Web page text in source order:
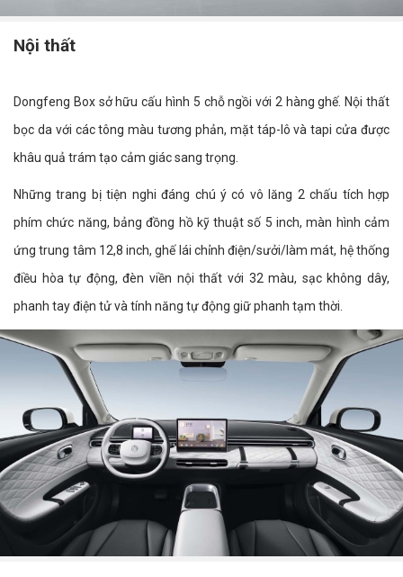
Nội thất
Dongfeng Box sở hữu cấu hình 5 chỗ ngồi với 2 hàng ghế. Nội thất
bọc da với các tông màu tương phản, mặt táp-lô và tapi cửa được
khâu quả trám tạo cảm giác sang trọng.
Những trang bị tiện nghi đáng chú ý có vô lăng 2 chấu tích hợp
phím chức năng, bảng đồng hồ kỹ thuật số 5 inch, màn hình cảm
ứng trung tâm 12,8 inch, ghế lái chỉnh điện/sưởi/làm mát, hệ thống
điều hòa tự động, đèn viền nội thất với 32 màu, sạc không dây,
phanh tay điện tử và tính năng tự động giữ phanh tạm thời.